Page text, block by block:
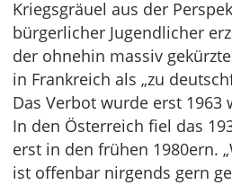
Kriegsgräuel aus der
bürgerlicher Jugendlicher
der ohnehin massiv
in Frankreich als „zu
Das Verbot wurde erst 1963
In den Österreich fiel das
erst in den frühen 1980ern.
ist offenbar nirgends gern